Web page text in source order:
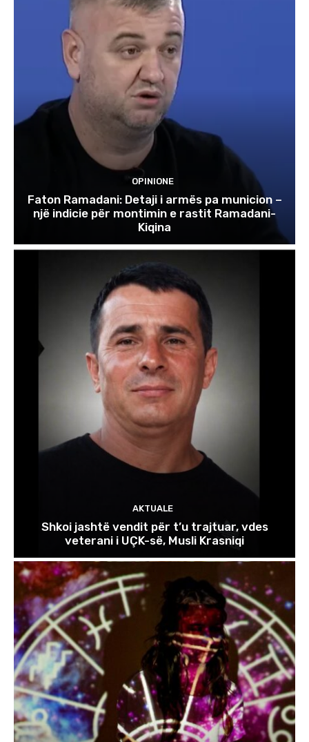
OPINIONE
Faton Ramadani: Detaji i armës pa municion –
një indicie për montimin e rastit Ramadani-
Kiqina
AKTUALE
Shkoi jashtë vendit për t’u trajtuar, vdes
veterani i UÇK-së, Musli Krasniqi